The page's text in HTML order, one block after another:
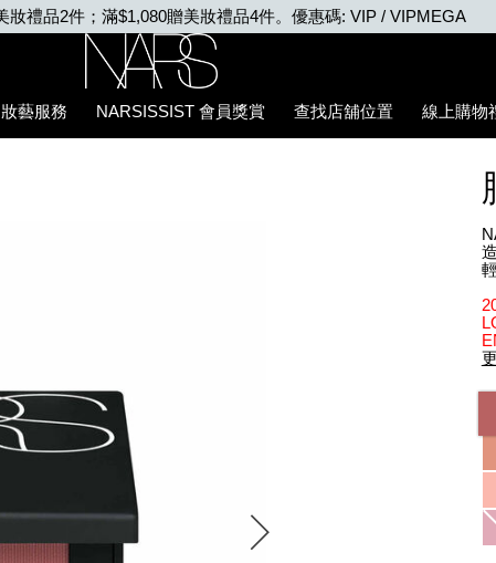
VIP WEEK: 任何購物即享2X積分、滿$2,000更享3X積分
妝藝服務 NARSISSIST 會員獎賞 查找店舖位置 線上購物